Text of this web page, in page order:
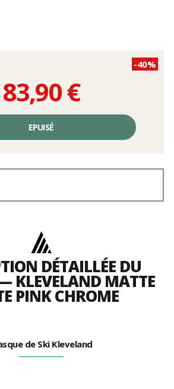
-40%
83,90 €
EPUISÉ
DÉTAILLÉE DU
KLEVELAND MATTE
PINK CHROME
de Ski Kleveland